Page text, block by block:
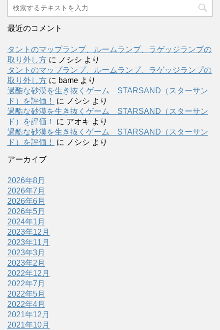
最近のコメント
タントのマップランプ、ルームランプ、ラゲッジランプの
取り外し方 に ノシシ より
タントのマップランプ、ルームランプ、ラゲッジランプの
取り外し方 に bame より
過酷な砂漠を生き抜くゲーム STARSAND（スターサン
ド）を評価！
に ノシシ より
過酷な砂漠を生き抜くゲーム STARSAND（スターサン
ド）を評価！
に アオキ より
過酷な砂漠を生き抜くゲーム STARSAND（スターサン
ド）を評価！
に ノシシ より
アーカイブ
2026年8月
2026年7月
2026年6月
2026年5月
2024年1月
2023年12月
2023年11月
2023年3月
2023年2月
2022年12月
2022年7月
2022年5月
2022年4月
2021年12月
2021年10月